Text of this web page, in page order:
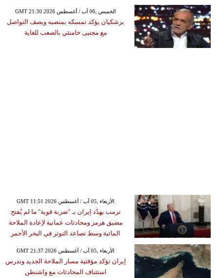
GMT 21:30 2026 الخميس ,06 آب / أغسطس
بزشكيان يؤكد تمسكه بمنصبه ويصف التواصل
مع مجتبى خامنئي بالصعب للغاية
GMT 11:51 2026 الأربعاء ,05 آب / أغسطس
ترمب يهدّد إيران بـ "ضربة قوية" ما لم يُفتح
مضيق هرمز ومحادثات عمانية لإعادة الملاحة
المائية وسط تصاعد التوتر في البحر الأحمر
GMT 21:37 2026 الأربعاء ,05 آب / أغسطس
إيران تؤكد مؤقتية مسار الملاحة الجديد وتدرس
استئناف المحادثات مع واشنطن